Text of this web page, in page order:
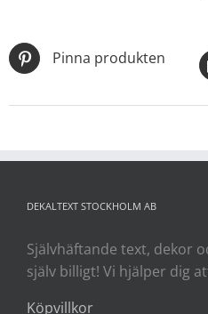
Pinna produkten
DEKALTEXT STOCKHOLM AB
Självhäftande text, dekor
själv billigt! Vi hjälper dig
Köpvillkor